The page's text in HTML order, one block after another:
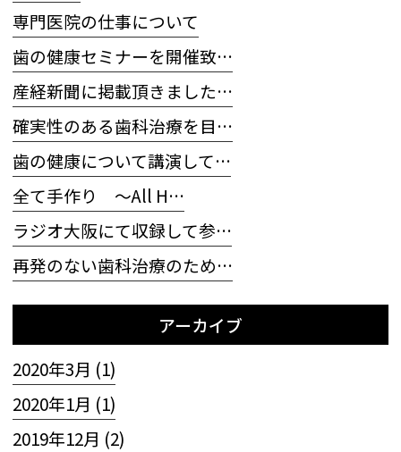
専門医院の仕事について
歯の健康セミナーを開催致…
産経新聞に掲載頂きました…
確実性のある歯科治療を目…
歯の健康について講演して…
全て手作り 〜All H…
ラジオ大阪にて収録して参…
再発のない歯科治療のため…
アーカイブ
2020年3月 (1)
2020年1月 (1)
2019年12月 (2)